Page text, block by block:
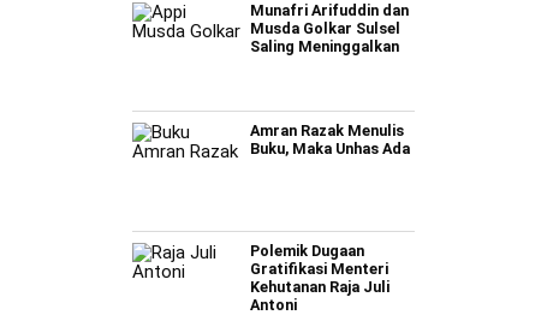
Munafri Arifuddin dan
Musda Golkar Sulsel
Saling Meninggalkan
Amran Razak Menulis
Buku, Maka Unhas Ada
Polemik Dugaan
Gratifikasi Menteri
Kehutanan Raja Juli
Antoni